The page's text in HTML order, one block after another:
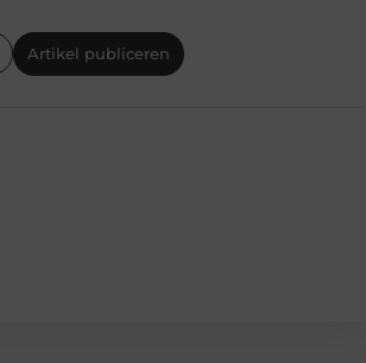
Artikel publiceren